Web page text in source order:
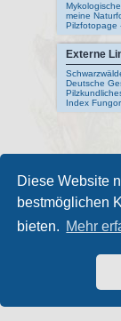
Diese Website
bestmöglichen
bieten. Mehr
meine
Pilzfotopage
Externe
Deutsche
Index